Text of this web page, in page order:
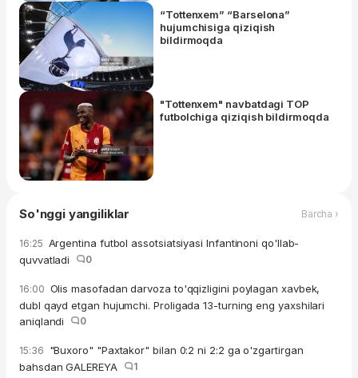
“Tottenxem” “Barselona”
hujumchisiga qiziqish
bildirmoqda
"Tottenxem" navbatdagi TOP
futbolchiga qiziqish bildirmoqda
So'nggi yangiliklar Barcha ›
16:25 Argentina futbol assotsiatsiyasi Infantinoni qo'llab-
quvvatladi
0
16:00 Olis masofadan darvoza to'qqizligini poylagan xavbek,
dubl qayd etgan hujumchi. Proligada 13-turning eng yaxshilari
aniqlandi
0
15:36 "Buxoro" "Paxtakor" bilan 0:2 ni 2:2 ga o'zgartirgan
bahsdan GALEREYA
1